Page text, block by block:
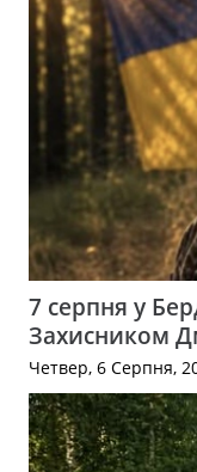
7 серпня у
Захисником
Четвер, 6 Серпня,